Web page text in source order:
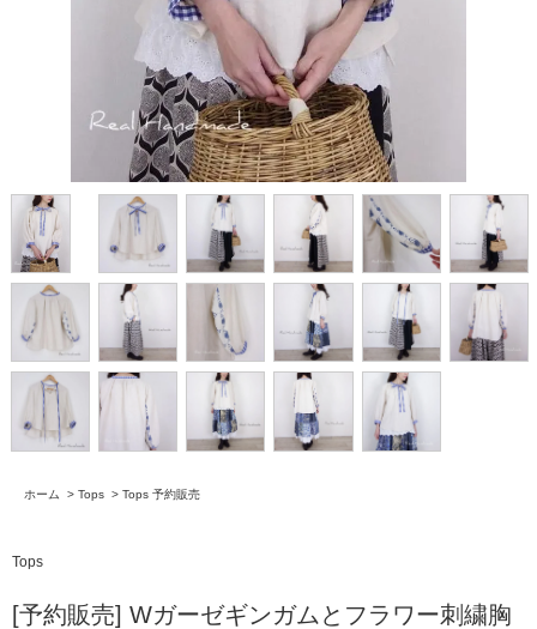
ホーム > Tops > Tops 予約販売
Tops
[予約販売] Wガーゼギンガムとフラワー刺繍胸